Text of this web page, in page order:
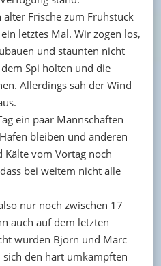
Frische zum Frühstück
letztes Mal. Wir zogen los,
und staunten nicht
Spi holten und die
Allerdings sah der Wind
ein paar Mannschaften
bleiben und anderen
Kälte vom Vortag noch
bei weitem nicht alle
nur noch zwischen 17
auch auf dem letzten
wurden Björn und Marc
sich den hart umkämpften